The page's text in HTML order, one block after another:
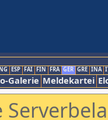
ESP FAI FIN FRA GER GRE INA
Galerie Meldekartei